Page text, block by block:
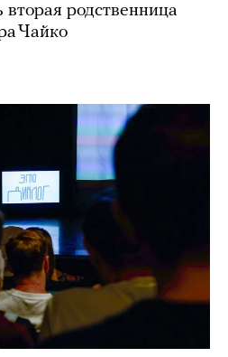
вторая родственница
Чайко